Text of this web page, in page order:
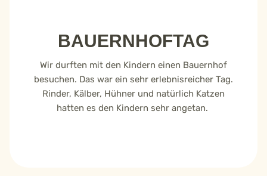
BAUERNHOFTAG
Wir durften mit den Kindern einen Bauernhof
besuchen. Das war ein sehr erlebnisreicher Tag.
Rinder, Kälber, Hühner und natürlich Katzen
hatten es den Kindern sehr angetan.